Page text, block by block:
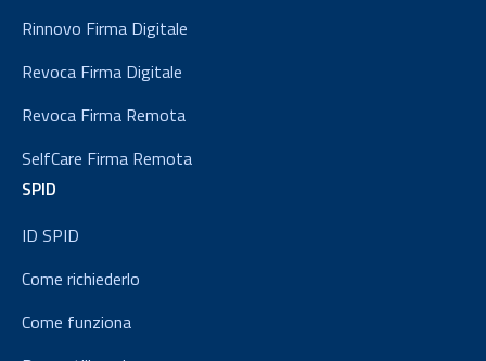
Rinnovo Firma Digitale
Revoca Firma Digitale
Revoca Firma Remota
SelfCare Firma Remota
SPID
ID SPID
Come richiederlo
Come funziona